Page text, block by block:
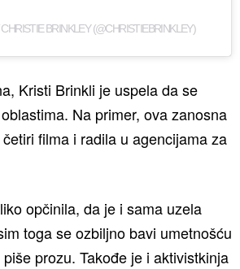
BRINKLEY (@CHRISTIEBRINKLEY)
Kristi Brinkli je uspela da se
Na primer, ova zanosna
filma i radila u agencijama za
opčinila, da je i sama uzela
toga se ozbiljno bavi umetnošću
prozu. Takođe je i aktivistkinja